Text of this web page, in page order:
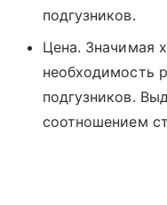
подгузников.
Цена. Значимая
необходимость
подгузников.
соотношением